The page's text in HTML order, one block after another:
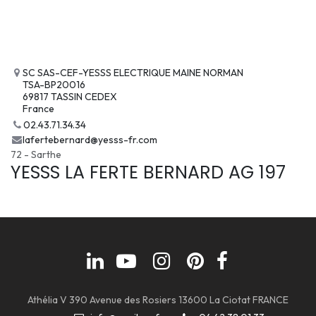
SC SAS-CEF-YESSS ELECTRIQUE MAINE NORMAN
TSA-BP20016
69817 TASSIN CEDEX
France
02.43.71.34.34
lafertebernard@yesss-fr.com
72 - Sarthe
YESSS LA FERTE BERNARD AG 197
Athélia V 390 Avenue des Rosiers 13600 La Ciotat FRANCE